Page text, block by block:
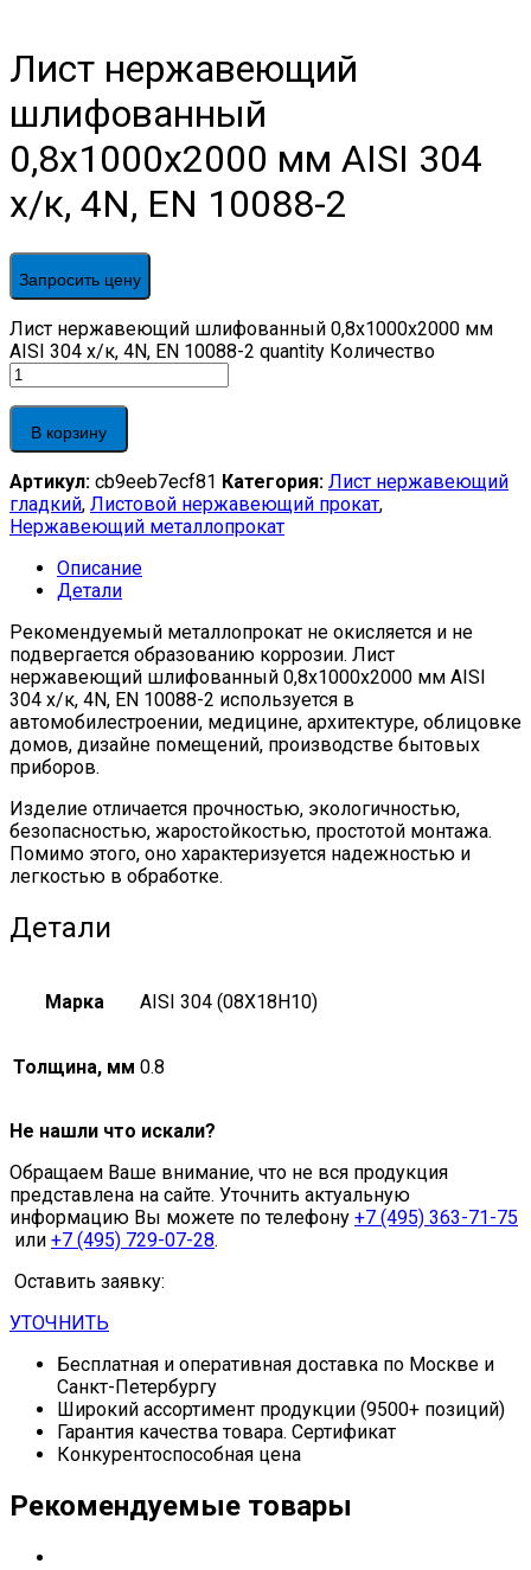
Лист нержавеющий
шлифованный
0,8х1000х2000 мм AISI 304
х/к, 4N, EN 10088-2
Запросить цену
Лист нержавеющий шлифованный 0,8х1000х2000 мм
AISI 304 х/к, 4N, EN 10088-2 quantity Количество
В корзину
Артикул: cb9eeb7ecf81 Категория: Лист нержавеющий
гладкий, Листовой нержавеющий прокат,
Нержавеющий металлопрокат
Описание
Детали
Рекомендуемый металлопрокат не окисляется и не
подвергается образованию коррозии. Лист
нержавеющий шлифованный 0,8х1000х2000 мм AISI
304 х/к, 4N, EN 10088-2 используется в
автомобилестроении, медицине, архитектуре, облицовке
домов, дизайне помещений, производстве бытовых
приборов.
Изделие отличается прочностью, экологичностью,
безопасностью, жаростойкостью, простотой монтажа.
Помимо этого, оно характеризуется надежностью и
легкостью в обработке.
Детали
Марка AISI 304 (08Х18Н10)
Толщина, мм 0.8
Не нашли что искали?
Обращаем Ваше внимание, что не вся продукция
представлена на сайте. Уточнить актуальную
информацию Вы можете по телефону +7 (495) 363-71-75
или +7 (495) 729-07-28.
Оставить заявку:
УТОЧНИТЬ
Бесплатная и оперативная доставка по Москве и
Санкт-Петербургу
Широкий ассортимент продукции (9500+ позиций)
Гарантия качества товара. Сертификат
Конкурентоспособная цена
Рекомендуемые товары